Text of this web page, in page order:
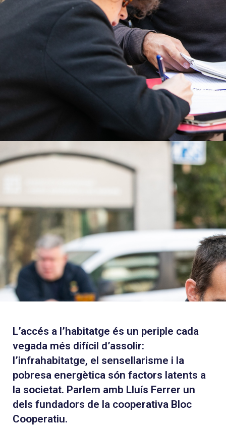
L’accés a l’habitatge és un periple cada
vegada més difícil d’assolir:
l’infrahabitatge, el sensellarisme i la
pobresa energètica són factors latents a
la societat. Parlem amb Lluís Ferrer un
dels fundadors de la cooperativa Bloc
Cooperatiu.